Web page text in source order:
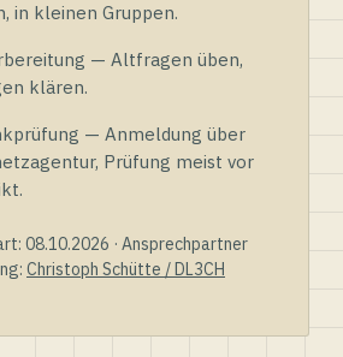
in kleinen Gruppen.
— Altfragen üben,
klären.
— Anmeldung über
Prüfung meist vor
08.10.2026 · Ansprechpartner
Christoph Schütte / DL3CH